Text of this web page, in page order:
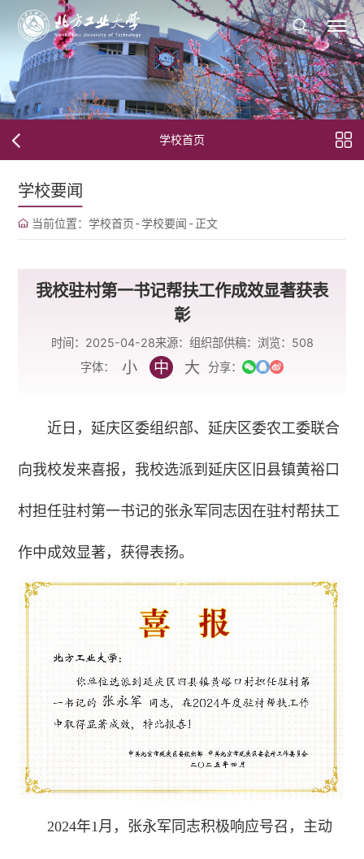
学校首页
学校要闻
当前位置： 学校首页-学校要闻 -正文
我校驻村第一书记帮扶工作成效显著获表
彰
时间：2025-04-28来源：组织部供稿： 浏览： 508
字体：
小 中 大 分享：
近日，延庆区委组织部、延庆区委农工委联合
向我校发来喜报，我校选派到延庆区旧县镇黄裕口
村担任驻村第一书记的张永军同志因在驻村帮扶工
作中成效显著，获得表扬。
2024年1月，张永军同志积极响应号召，主动